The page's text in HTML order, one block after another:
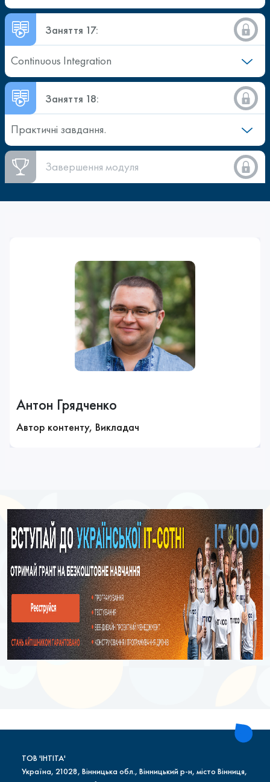
Заняття 17:
Continuous Integration
Заняття 18:
Практичні завдання.
Завершення модуля
Антон Грядченко
Автор контенту, Викладач
ТОВ 'ІНТІТА'
Україна, 21028, Вінницька обл., Вінницький р-н, місто Вінниця,